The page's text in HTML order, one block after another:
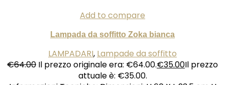
Add to compare
Lampada da soffitto Zoka bianca
LAMPADARI, Lampade da soffitto
€64.00 Il prezzo originale era: €64.00.€35.00Il prezzo
attuale è: €35.00.